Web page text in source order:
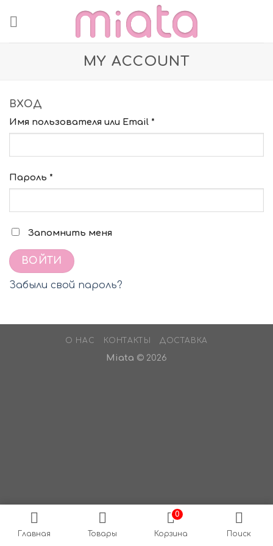
MY ACCOUNT
ВХОД
Имя пользователя или Email *
Пароль *
Запомнить меня
ВОЙТИ
Забыли свой пароль?
О НАС КОНТАКТЫ ДОСТАВКА
Miata © 2026
Главная Товары
0
Корзина Поиск